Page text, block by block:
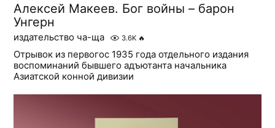
Алексей Макеев. Бог войны – барон
Унгерн
издательство ча-ща 3.6K 🔥
Отрывок из первогос 1935 года отдельного издания
воспоминаний бывшего адъютанта начальника
Азиатской конной дивизии